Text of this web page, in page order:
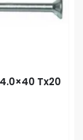
Tx20